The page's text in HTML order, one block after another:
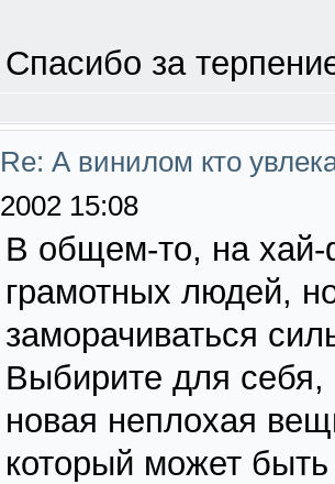
Спасибо за
Re: А винилом кто
2002 15:08
В общем-то, на хай-
грамотных людей,
заморачиваться
Выбирите для
новая неплохая
который может